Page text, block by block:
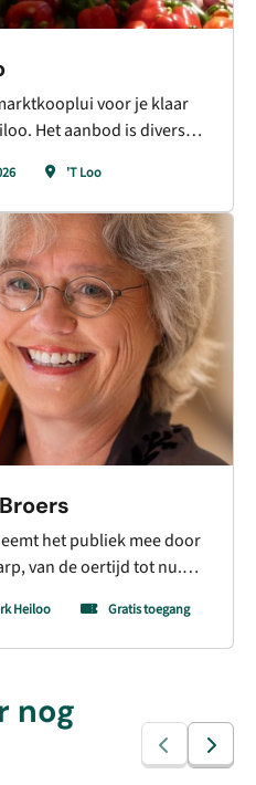
voor je klaar
Het aanbod is divers
opgesteld met een
kunt hier van 10:00 uur
dagelijkse en wekelijkse
'T Loo
het publiek mee door
van de oertijd tot nu.
Heiloo Gratis toegang
nog